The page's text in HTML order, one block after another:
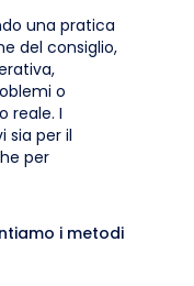
una pratica
del consiglio,
o
reale. I
sia per il
per
i metodi